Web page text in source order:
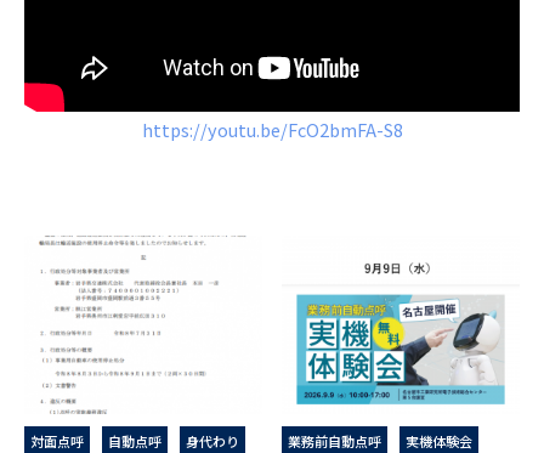
https://youtu.be/FcO2bmFA-S8
対面点呼 自動点呼 身代わり 業務前自動点呼 実機体験会